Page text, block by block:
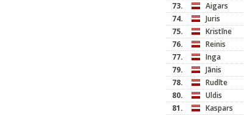
73.
Aigars
74.
Juris
75.
Kristīne
76.
Reinis
77.
Inga
79.
Jānis
78.
Rudīte
80.
Uldis
81.
Kaspars